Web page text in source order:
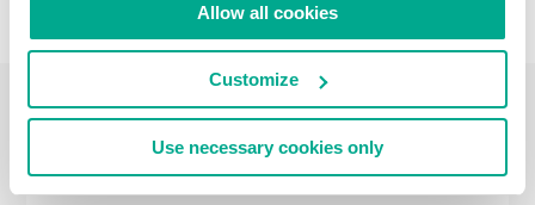
Allow all cookies
Customize
Use necessary cookies only
27 FEVEREIRO 2024
PRÊMIOS NUNCA SÃO DEMAIS